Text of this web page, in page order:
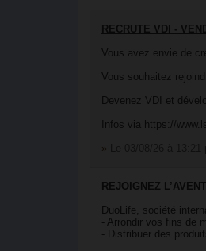
RECRUTE VDI -
Vous avez envie de
Vous souhaitez
Devenez VDI et
Infos via https://
»
REJOIGNEZ
DuoLife, société
- Arrondir vos fins de
- Distribuer des